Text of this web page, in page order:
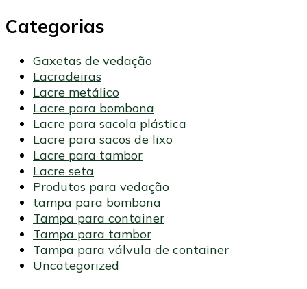
Categorias
Gaxetas de vedação
Lacradeiras
Lacre metálico
Lacre para bombona
Lacre para sacola plástica
Lacre para sacos de lixo
Lacre para tambor
Lacre seta
Produtos para vedação
tampa para bombona
Tampa para container
Tampa para tambor
Tampa para válvula de container
Uncategorized